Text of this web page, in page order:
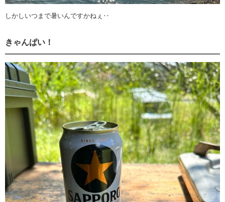
しかしいつまで暑いんですかねぇ‥
きゃんぱい！